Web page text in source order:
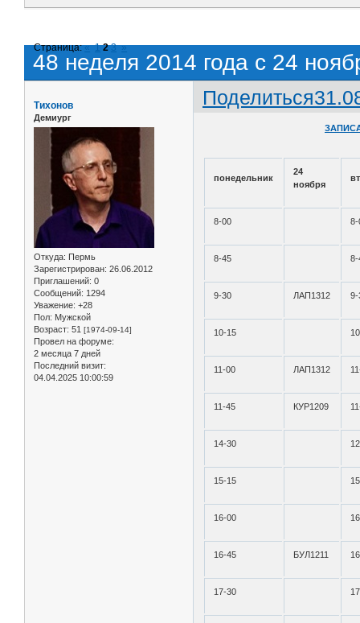
48 неделя 2014 года с 24
Страница:« 1 2 3 »
Поделиться
Тихонов
Демиург
Откуда: Пермь
Зарегистрирован: 26.06.2012
Приглашений: 0
Сообщений: 1294
Уважение: +28
Пол: Мужской
Возраст: 51 [1974-09-14]
Провел на форуме:
2 месяца 7 дней
Последний визит:
04.04.2025 10:00:59
понедельник
24
ноября
8-00 8-
8-45 8-
9-30 ЛАП1312 9-
10-15
11-00 ЛАП1312
11-45 КУР1209
14-30
15-15
16-00
16-45 БУЛ1211
17-30